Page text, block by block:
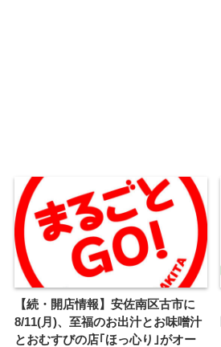
【続・開店情報】安佐南区古市に
8/11(月)、至福のお出汁とお味噌汁
とおむすびの店｢ほっ心り｣がオー